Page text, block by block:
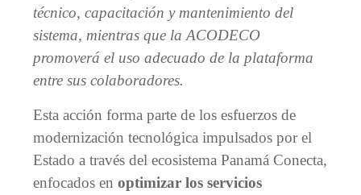
técnico, capacitación y mantenimiento del
sistema, mientras que la ACODECO
promoverá el uso adecuado de la plataforma
entre sus colaboradores.
Esta acción forma parte de los esfuerzos de
modernización tecnológica impulsados por el
Estado a través del ecosistema Panamá Conecta,
enfocados en optimizar los servicios